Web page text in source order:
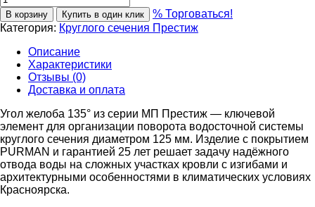
В корзину Купить в один клик
% Торговаться!
Категория: Круглого сечения Престиж
Описание
Характеристики
Отзывы (0)
Доставка и оплата
Угол желоба 135° из серии МП Престиж — ключевой
элемент для организации поворота водосточной системы
круглого сечения диаметром 125 мм. Изделие с покрытием
PURMAN и гарантией 25 лет решает задачу надёжного
отвода воды на сложных участках кровли с изгибами и
архитектурными особенностями в климатических условиях
Красноярска.